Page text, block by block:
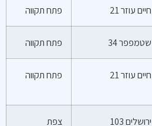
חיים עוזר 21 פתח תקווה
שטמפפר 34 פתח תקווה
חיים עוזר 21 פתח תקווה
ירושלים 103 צפת